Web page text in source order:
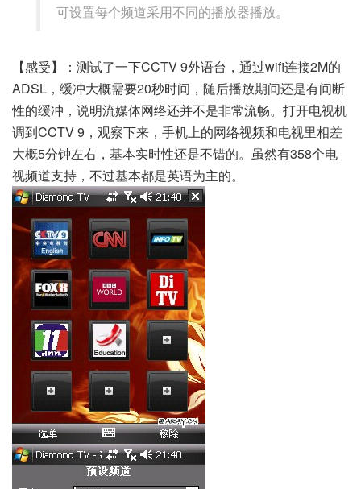
可设置每个频道采用不同的播放器播放。
【感受】：测试了一下CCTV 9外语台，通过wifi连接2M的
ADSL，缓冲大概需要20秒时间，随后播放期间还是有间断
性的缓冲，说明流媒体网络还并不是非常流畅。打开电视机
调到CCTV 9，观察下来，手机上的网络视频和电视里相差
大概5分钟左右，基本实时性还是不错的。虽然有358个电
视频道支持，不过基本都是英语为主的。